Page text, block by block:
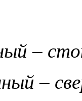
–
–